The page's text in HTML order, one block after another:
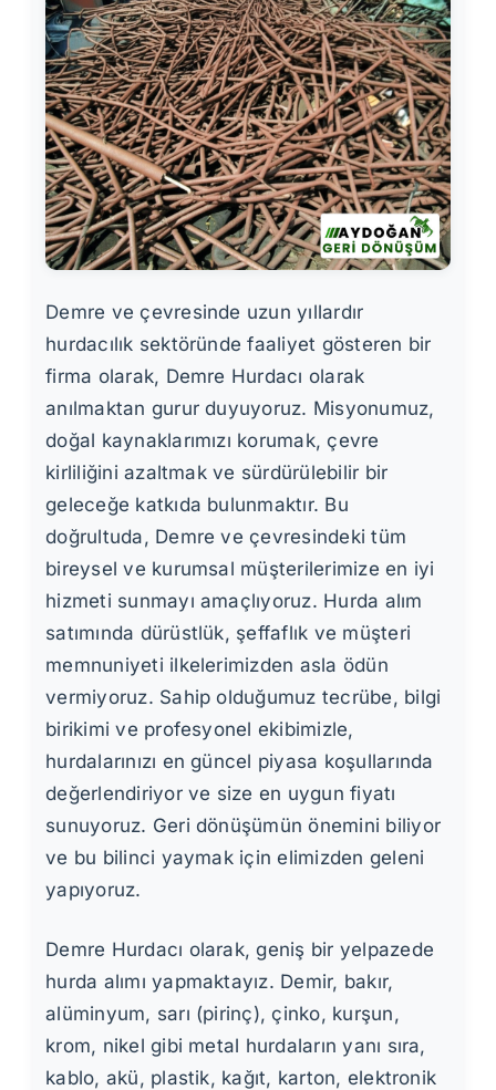
Demre ve çevresinde uzun yıllardır
hurdacılık sektöründe faaliyet gösteren bir
firma olarak, Demre Hurdacı olarak
anılmaktan gurur duyuyoruz. Misyonumuz,
doğal kaynaklarımızı korumak, çevre
kirliliğini azaltmak ve sürdürülebilir bir
geleceğe katkıda bulunmaktır. Bu
doğrultuda, Demre ve çevresindeki tüm
bireysel ve kurumsal müşterilerimize en iyi
hizmeti sunmayı amaçlıyoruz. Hurda alım
satımında dürüstlük, şeffaflık ve müşteri
memnuniyeti ilkelerimizden asla ödün
vermiyoruz. Sahip olduğumuz tecrübe, bilgi
birikimi ve profesyonel ekibimizle,
hurdalarınızı en güncel piyasa koşullarında
değerlendiriyor ve size en uygun fiyatı
sunuyoruz. Geri dönüşümün önemini biliyor
ve bu bilinci yaymak için elimizden geleni
yapıyoruz.
Demre Hurdacı olarak, geniş bir yelpazede
hurda alımı yapmaktayız. Demir, bakır,
alüminyum, sarı (pirinç), çinko, kurşun,
krom, nikel gibi metal hurdaların yanı sıra,
kablo, akü, plastik, kağıt, karton, elektronik